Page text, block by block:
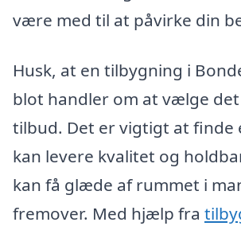
være med til at påvirke din
Husk, at en tilbygning i
blot handler om at vælge
tilbud. Det er vigtigt at finde
kan levere kvalitet og
kan få glæde af rummet i
fremover. Med hjælp fra